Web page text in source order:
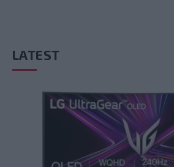
LATEST